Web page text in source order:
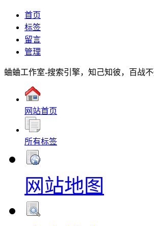
首页
标签
留言
管理
蛐蛐工作室-搜索引擎，知己知彼，百战不
网站首页
所有标签
网站地图